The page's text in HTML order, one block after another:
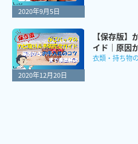
2020年9月5日
2020年12月20日
【保存版
イド｜原因
衣類・持ち物